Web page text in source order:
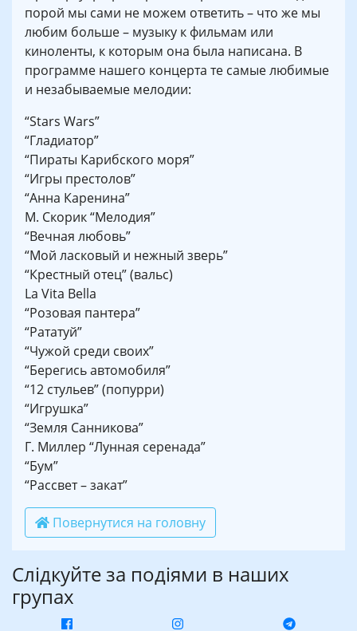
порой мы сами не можем ответить – что же мы
любим больше – музыку к фильмам или
киноленты, к которым она была написана. В
программе нашего концерта те самые любимые
и незабываемые мелодии:
“Stars Wars”
“Гладиатор”
“Пираты Карибского моря”
“Игры престолов”
“Анна Каренина”
М. Скорик “Мелодия”
“Вечная любовь”
“Мой ласковый и нежный зверь”
“Крестный отец” (вальс)
La Vita Bella
“Розовая пантера”
“Рататуй”
“Чужой среди своих”
“Берегись автомобиля”
“12 стульев” (попурри)
“Игрушка”
“Земля Санникова”
Г. Миллер “Лунная серенада”
“Бум”
“Рассвет – закат”
Повернутися на головну
Слідкуйте за подіями в наших
групах